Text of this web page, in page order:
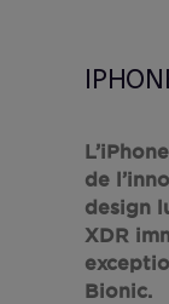
de
design
XDR
Bionic.